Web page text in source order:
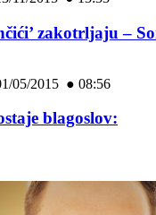
zakotrljaju –
05/2015 ● 08:56
blagoslov: